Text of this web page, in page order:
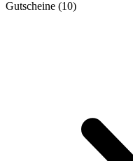
Gutscheine (10)